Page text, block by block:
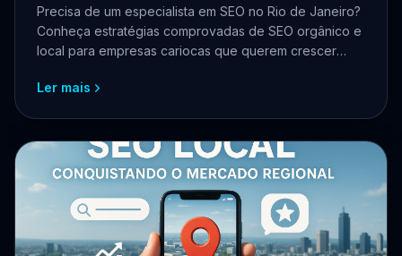
Precisa de um especialista em SEO no Rio de Janeiro?
Conheça estratégias comprovadas de SEO orgânico e
local para empresas cariocas que querem crescer
anúncios.
Ler mais